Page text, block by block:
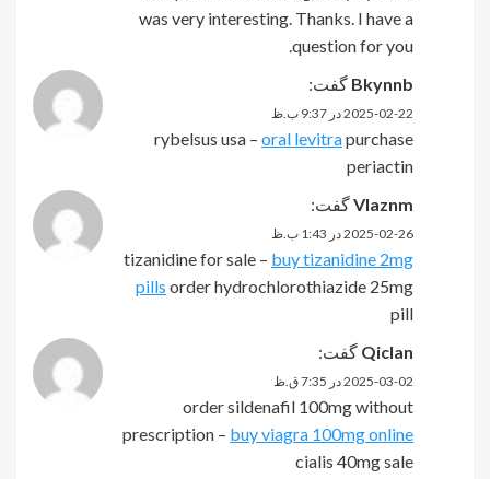
was very interesting. Thanks. I have a
question for you.
Bkynnb گفت:
2025-02-22 در 9:37 ب.ظ
rybelsus usa – oral levitrapurchase
periactin
Vlaznmگفت:
2025-02-26 در 1:43 ب.ظ
tizanidine for sale – buy tizanidine 2mg
pills order hydrochlorothiazide 25mg
pill
Qiclan گفت:
2025-03-02 در 7:35 ق.ظ
order sildenafil 100mg without
prescription – buy viagra 100mg online
cialis 40mg sale